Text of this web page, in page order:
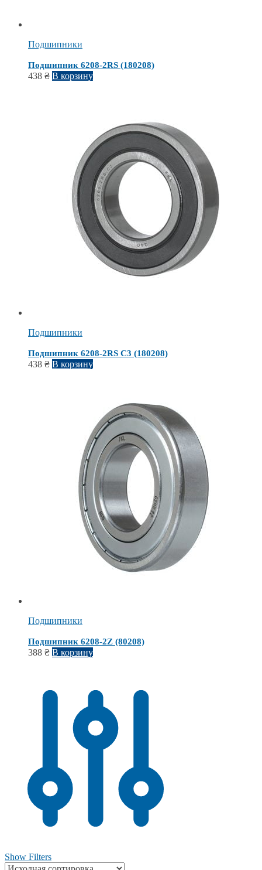
Подшипники
Подшипник 6208-2RS (180208)
438 ₴ В корзину
Подшипники
Подшипник 6208-2RS C3 (180208)
438 ₴ В корзину
Подшипники
Подшипник 6208-2Z (80208)
388 ₴ В корзину
Show Filters